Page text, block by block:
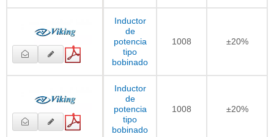
Inductor
de
potencia
tipo
bobinado
1008 ±20%
Inductor
de
potencia
tipo
bobinado
1008 ±20%